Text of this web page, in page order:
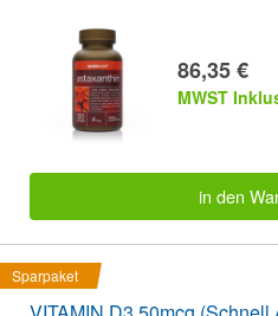
86,35 €
MWST
in den
Sparpaket